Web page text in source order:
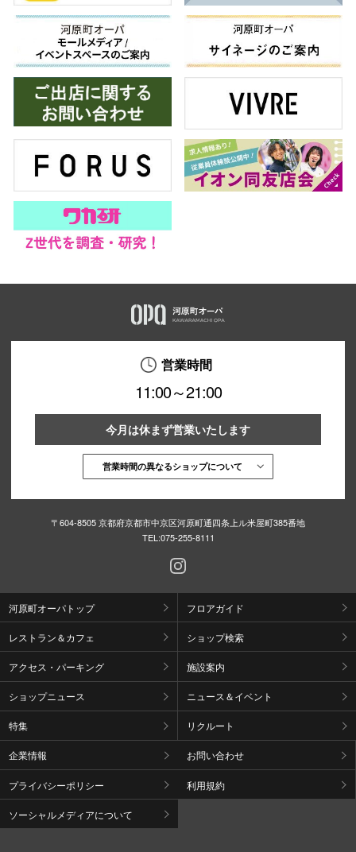
営業時間
11:00～21:00
今月は休まず営業いたします
営業時間の異なるショップについて
〒604-8505 京都府京都市中京区河原町通四条上ル米屋町385番地
TEL:075-255-8111
河原町オーパトップ フロアガイド
レストラン＆カフェ ショップ検索
アクセス・パーキング 施設案内
ショップニュース ニュース＆イベント
特集 リクルート
企業情報 お問い合わせ
プライバシーポリシー 利用規約
ソーシャルメディアについて